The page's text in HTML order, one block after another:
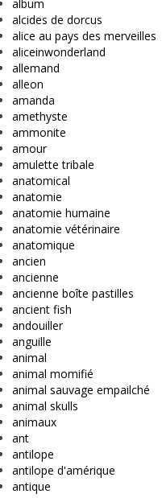
album
alcides de dorcus
alice au pays des merveilles
aliceinwonderland
allemand
alleon
amanda
amethyste
ammonite
amour
amulette tribale
anatomical
anatomie
anatomie humaine
anatomie vétérinaire
anatomique
ancien
ancienne
ancienne boîte pastilles
ancient fish
andouiller
anguille
animal
animal momifié
animal sauvage empailché
animal skulls
animaux
ant
antilope
antilope d'amérique
antique